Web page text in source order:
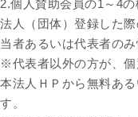
2.個人賛助会員の1～4の
法人（団体）登録した
当者あるいは代表者の
※代表者以外の方が、個
本法人ＨＰから無料あ
す。